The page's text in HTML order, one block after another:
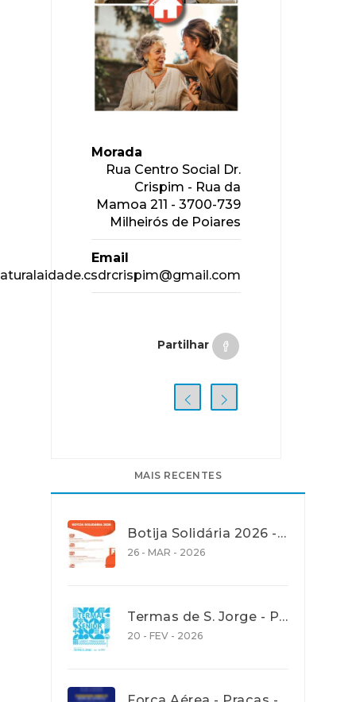
Morada
Rua Centro Social Dr.
Crispim - Rua da
Mamoa 211 - 3700-739
Milheirós de Poiares
Email
Partilhar
MAIS RECENTES
Botija Solidária 2026 - Apoio na Aquisição de Gás de Petróleo Liquefeito (GPL) em garrafa
26 - MAR - 2026
Termas de S. Jorge - Programa Termalsenior’26
20 - FEV - 2026